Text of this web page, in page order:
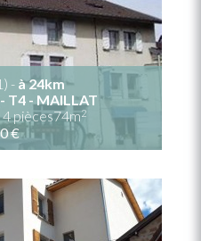
- à 24km
- MAILLAT
pièces74m2
€